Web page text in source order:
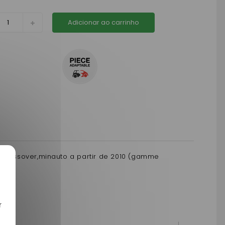
Adicionar ao carrinho
a partir de 2010 (gamme